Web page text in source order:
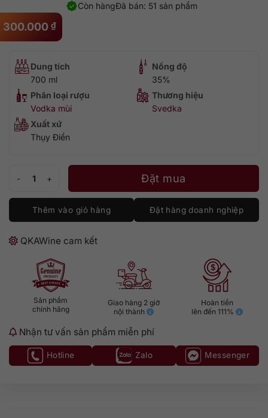
300.000 ₫
Đã bán: 51 sản phẩm
Còn hàng
Dung tích
700 ml
Nồng độ
35%
Phân loại rượu
Vodka mùi
Thương hiệu
Svedka
Xuất xứ
Thụy Điển
Rượu Vodka Svedka Vanilla 700ml số lượngĐặt mua
Thêm vào giỏ hàng Đặt hàng doanh nghiệp
QKAWine cam kết
Sản phẩm
chính hãng
Giao hàng 2 giờ
nội thành
Hoàn tiền
lên đến 111%
Nhận tư vấn sản phẩm miễn phí
Hotline Zalo Messenger